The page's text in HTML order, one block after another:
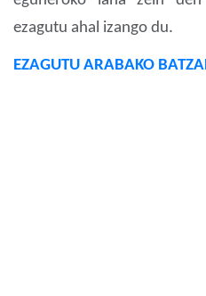
ezagutu ahal izango du.
EZAGUTU ARABAKO